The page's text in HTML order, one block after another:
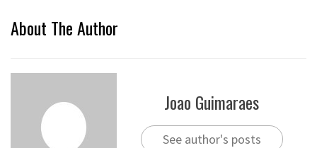
About The Author
Joao Guimaraes
See author's posts